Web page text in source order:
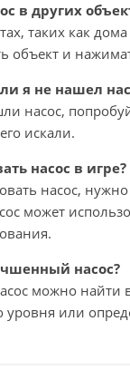
в других
таких как
объект и
я не нашел
насос,
искали.
насос в игре?
насос,
может
насос?
можно найти
уровня или